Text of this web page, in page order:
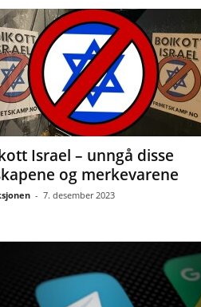
Israel – unngå disse
og merkevarene
- 7. desember 2023